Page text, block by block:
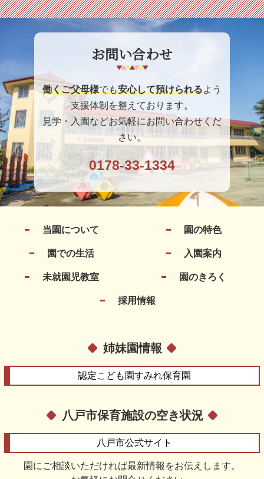
お問い合わせ
働くご父母様でも安心して預けられるよう
支援体制を整えております。
見学・入園などお気軽にお問い合わせくだ
さい。
0178-33-1334
当園について 園の特色
園での生活 入園案内
未就園児教室 園のきろく
採用情報
姉妹園情報
認定こども園すみれ保育園
八戸市保育施設の空き状況
八戸市公式サイト
園にご相談いただければ最新情報をお伝えします。